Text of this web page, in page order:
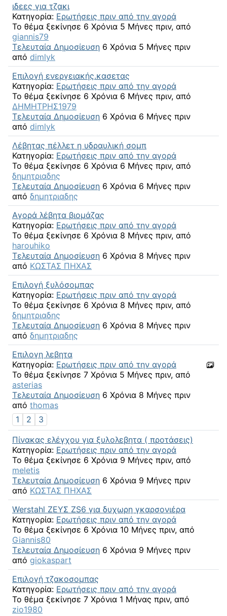
ιδεες για τζακι
Κατηγορία: Ερωτήσεις πριν από την αγορά
Το θέμα ξεκίνησε 6 Χρόνια 5 Μήνες πριν, από
giannis79
Τελευταία Δημοσίευση 6 Χρόνια 5 Μήνες πριν
από dimlyk
Επιλογή ενεργειακής.κασετας
Κατηγορία: Ερωτήσεις πριν από την αγορά
Το θέμα ξεκίνησε 6 Χρόνια 6 Μήνες πριν, από
ΔΗΜΗΤΡΗΣ1979
Τελευταία Δημοσίευση 6 Χρόνια 6 Μήνες πριν
από dimlyk
Λέβητας πέλλετ η υδραυλική σομπ
Κατηγορία: Ερωτήσεις πριν από την αγορά
Το θέμα ξεκίνησε 6 Χρόνια 6 Μήνες πριν, από
δημητριαδης
Τελευταία Δημοσίευση 6 Χρόνια 6 Μήνες πριν
από δημητριαδης
Αγορά λέβητα βιομάζας
Κατηγορία: Ερωτήσεις πριν από την αγορά
Το θέμα ξεκίνησε 6 Χρόνια 8 Μήνες πριν, από
harouhiko
Τελευταία Δημοσίευση 6 Χρόνια 8 Μήνες πριν
από ΚΩΣΤΑΣ ΠΗΧΑΣ
Επιλογή ξυλόσομπας
Κατηγορία: Ερωτήσεις πριν από την αγορά
Το θέμα ξεκίνησε 6 Χρόνια 8 Μήνες πριν, από
δημητριαδης
Τελευταία Δημοσίευση 6 Χρόνια 8 Μήνες πριν
από δημητριαδης
Επιλογη λεβητα
Κατηγορία: Ερωτήσεις πριν από την αγορά
Το θέμα ξεκίνησε 7 Χρόνια 5 Μήνες πριν, από
asterias
Τελευταία Δημοσίευση 6 Χρόνια 8 Μήνες πριν
από thomas
1
2
3
Πίνακας ελέγχου για ξυλολεβητα ( προτάσεις)
Κατηγορία: Ερωτήσεις πριν από την αγορά
Το θέμα ξεκίνησε 6 Χρόνια 9 Μήνες πριν, από
meletis
Τελευταία Δημοσίευση 6 Χρόνια 9 Μήνες πριν
από ΚΩΣΤΑΣ ΠΗΧΑΣ
Werstahl ΖΕΥΣ ZS6 για δυχωρη γκαρσονιέρα
Κατηγορία: Ερωτήσεις πριν από την αγορά
Το θέμα ξεκίνησε 6 Χρόνια 10 Μήνες πριν, από
Giannis80
Τελευταία Δημοσίευση 6 Χρόνια 9 Μήνες πριν
από giokaspart
Επιλογή τζακοσομπας
Κατηγορία: Ερωτήσεις πριν από την αγορά
Το θέμα ξεκίνησε 7 Χρόνια 1 Μήνας πριν, από
zio1980